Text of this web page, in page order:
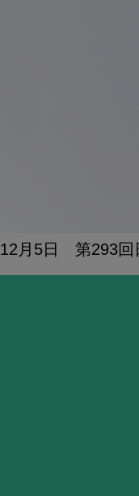
12月5日 第293回